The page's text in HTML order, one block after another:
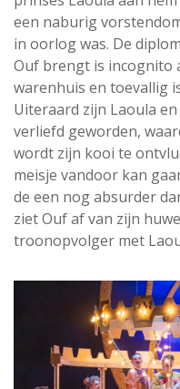
een naburig
in oorlog was. De
Ouf brengt is incognito
warenhuis en toevallig
Uiteraard zijn Laoula
verliefd geworden,
wordt zijn kooi te
meisje vandoor kan
de een nog absurder
ziet Ouf af van zijn
troonopvolger met